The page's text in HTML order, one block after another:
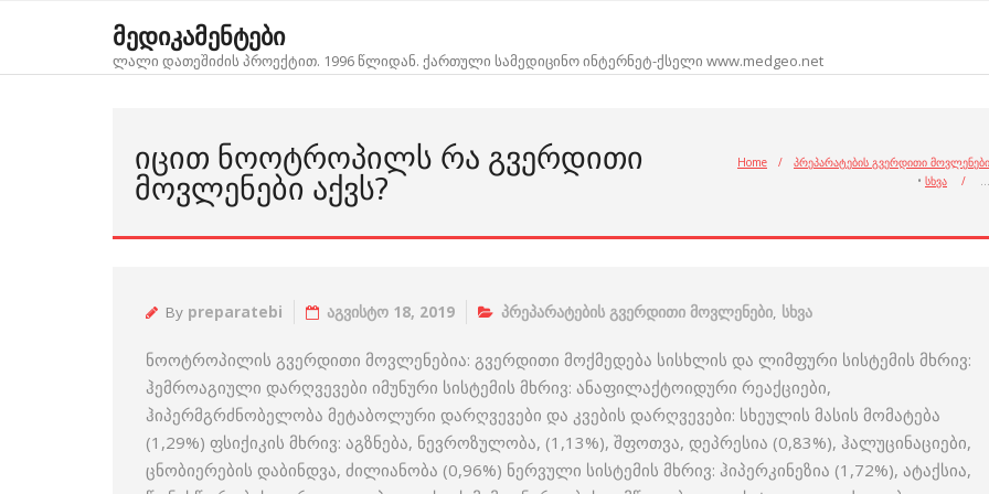
მედიკამენტები
ლალი დათეშიძის პროექტით. 1996 წლიდან. ქართული სამედიცინო ინტერნეტ-ქსელი www.medgeo.net
ᲘᲪᲘᲗ ᲜᲝᲝᲢᲠᲝᲞᲘᲚᲡ ᲠᲐ ᲒᲕᲔᲠᲓᲘᲗᲘ
ᲛᲝᲕᲚᲔᲜᲔᲑᲘ ᲐᲥᲕᲡ?
Home /
პრეპარატების გვერდითი მოვლენები
• სხვა / …
By preparatebi აგვისტო 18, 2019 პრეპარატების გვერდითი მოვლენები, სხვა
ნოოტროპილის გვერდითი მოვლენებია: გვერდითი მოქმედება სისხლის და ლიმფური სისტემის მხრივ:
ჰემროაგიული დარღვევები იმუნური სისტემის მხრივ: ანაფილაქტოიდური რეაქციები,
ჰიპერმგრძნობელობა მეტაბოლური დარღვევები და კვების დარღვევები: სხეულის მასის მომატება
(1,29%) ფსიქიკის მხრივ: აგზნება, ნევროზულობა, (1,13%), შფოთვა, დეპრესია (0,83%), ჰალუცინაციები,
ცნობიერების დაბინდვა, ძილიანობა (0,96%) ნერვული სისტემის მხრივ: ჰიპერკინეზია (1,72%), ატაქსია,